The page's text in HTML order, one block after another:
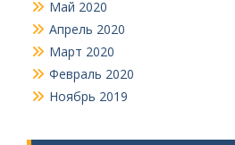
Май 2020
Апрель 2020
Март 2020
Февраль 2020
Ноябрь 2019